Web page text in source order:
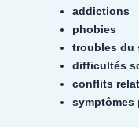
addictions
phobies
troubles du
difficultés
conflits
symptômes